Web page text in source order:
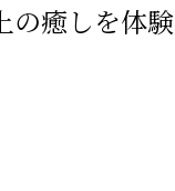
の癒しを体験